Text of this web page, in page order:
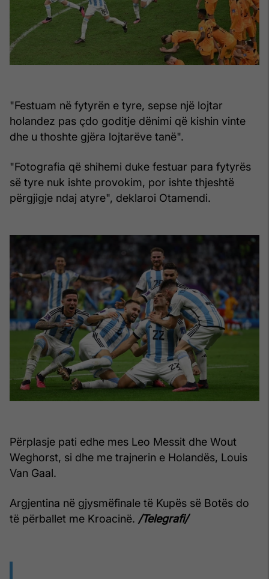
"Festuam në fytyrën e tyre, sepse një lojtar
holandez pas çdo goditje dënimi që kishin vinte
dhe u thoshte gjëra lojtarëve tanë".
"Fotografia që shihemi duke festuar para fytyrës
së tyre nuk ishte provokim, por ishte thjeshtë
përgjigje ndaj atyre", deklaroi Otamendi.
Përplasje pati edhe mes Leo Messit dhe Wout
Weghorst, si dhe me trajnerin e Holandës, Louis
Van Gaal.
Argjentina në gjysmëfinale të Kupës së Botës do
të përballet me Kroacinë. /Telegrafi/